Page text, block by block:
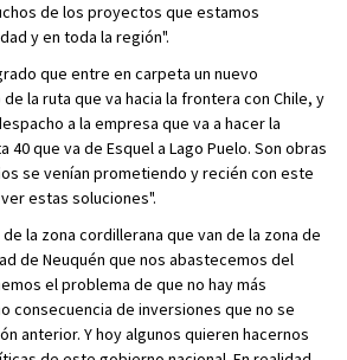
de los proyectos que estamos
y en toda la región".
que entre en carpeta un nuevo
la ruta que va hacia la frontera con Chile, y
a la empresa que va a hacer la
40 que va de Esquel a Lago Puelo. Son obras
se venían prometiendo y recién con este
estas soluciones".
la zona cordillerana que van de la zona de
de Neuquén que nos abastecemos del
el problema de que no hay más
consecuencia de inversiones que no se
anterior. Y hoy algunos quieren hacernos